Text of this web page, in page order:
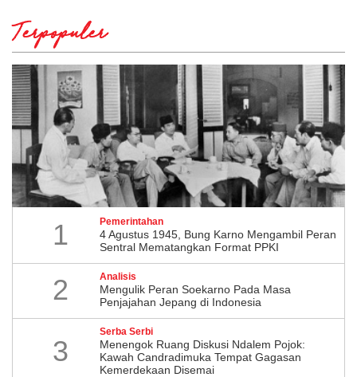
Terpopuler
1 Pemerintahan
4 Agustus 1945, Bung Karno Mengambil Peran
Sentral Mematangkan Format PPKI
2 Analisis
Mengulik Peran Soekarno Pada Masa
Penjajahan Jepang di Indonesia
3
Serba Serbi
Menengok Ruang Diskusi Ndalem Pojok:
Kawah Candradimuka Tempat Gagasan
Kemerdekaan Disemai